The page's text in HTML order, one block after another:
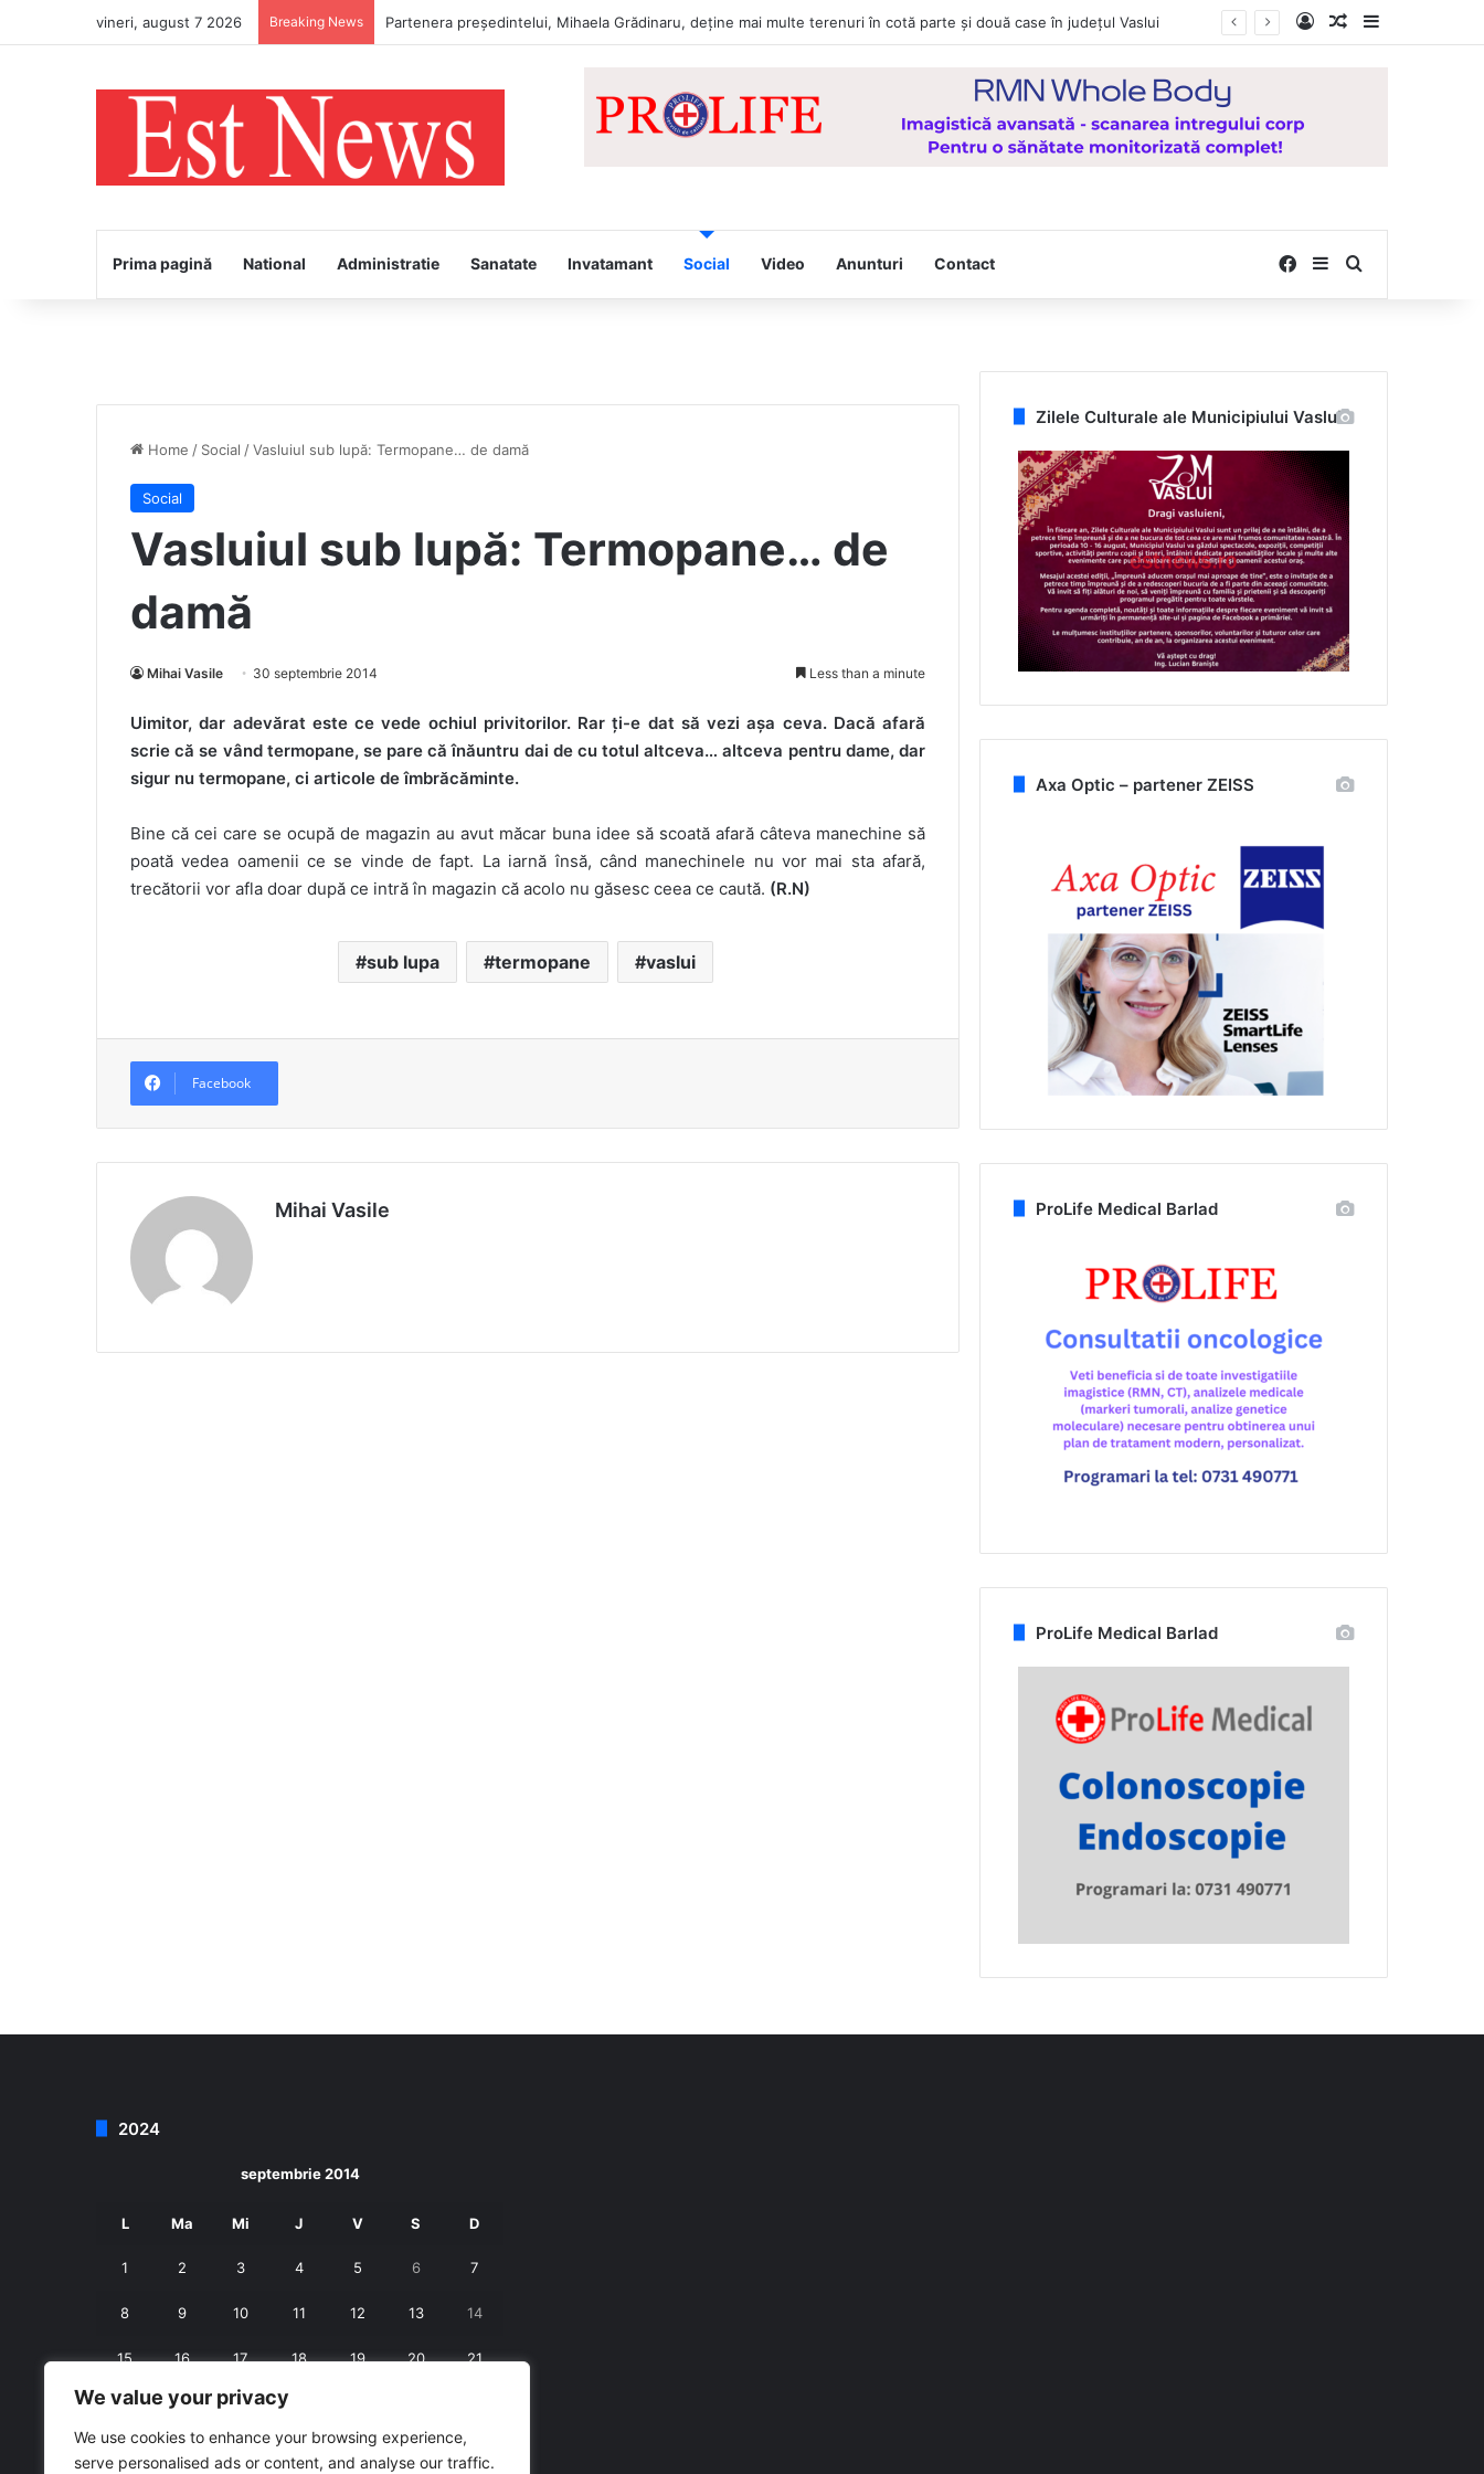
We value your privacy
We use cookies to enhance your browsing experience,
serve personalised ads or content, and analyse our traffic.
vineri, august 7 2026 Breaking News Partenera președintelui, Mihaela Grădinaru, deține mai multe terenuri în cotă parte și două case în județul Vaslui Log InRandom Article
Prima pagină National Administratie Sanatate Invatamant Social Video Anunturi Contact Facebook
SidebarSearch for
Home / Social /Vasluiul sub lupă: Termopane… de damă
Social
Vasluiul sub lupă: Termopane… de
damă
Mihai Vasile 30 septembrie 2014 Less than a minute
Uimitor, dar adevărat este ce vede ochiul privitorilor. Rar ți-e dat să vezi așa ceva. Dacă afară
scrie că se vând termopane, se pare că înăuntru dai de cu totul altceva… altceva pentru dame, dar
sigur nu termopane, ci articole de îmbrăcăminte.
Bine că cei care se ocupă de magazin au avut măcar buna idee să scoată afară câteva manechine să
poată vedea oamenii ce se vinde de fapt. La iarnă însă, când manechinele nu vor mai sta afară,
trecătorii vor afla doar după ce intră în magazin că acolo nu găsesc ceea ce caută. (R.N)
sub lupa termopane vaslui
Facebook
Mihai Vasile
Zilele Culturale ale Municipiului Vaslui
Axa Optic – partener ZEISS
ProLife Medical Barlad
ProLife Medical Barlad
2024
septembrie 2014
L Ma Mi J V S D
1 2 3 4 5 6 7
8 9 10 11 12 13 14
15 16 17 18 19 20 21
22 23 24
29 30